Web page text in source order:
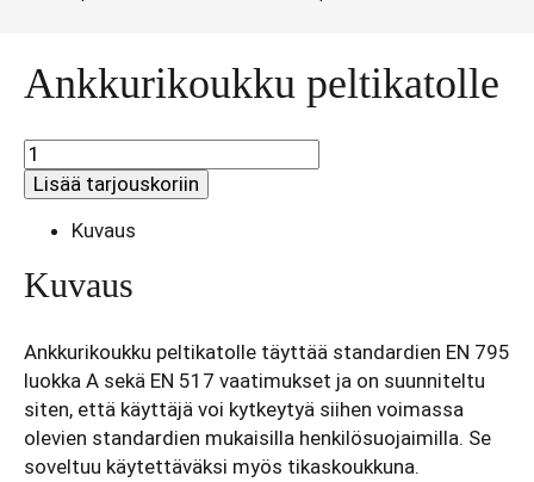
Ankkurikoukku peltikatolle
Ankkurikoukku
peltikatolle
määrä
Lisää tarjouskoriin
Kuvaus
Kuvaus
Ankkurikoukku peltikatolle täyttää standardien EN 795
luokka A sekä EN 517 vaatimukset ja on suunniteltu
siten, että käyttäjä voi kytkeytyä siihen voimassa
olevien standardien mukaisilla henkilösuojaimilla. Se
soveltuu käytettäväksi myös tikaskoukkuna.